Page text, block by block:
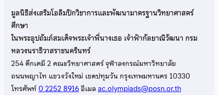
มูลนิธิส่งเสริมโอลิมปิกวิชาการและพัฒนามาตรฐานวิทยาศาสตร์
ศึกษา
ในพระอุปถัมภ์สมเด็จพระเจ้าพี่นางเธอ เจ้าฟ้ากัลยาณิวัฒนา กรม
หลวงนราธิวาสราชนครินทร์
254 ตึกเคมี 2 คณะวิทยาศาสตร์ จุฬาลงกรณ์มหาวิทยาลัย
ถนนพญาไท แขวงวังใหม่ เขตปทุมวัน กรุงเทพมหานคร 10330
โทรศัพท์0 2252 8916อีเมลac.olympiads@posn.or.th